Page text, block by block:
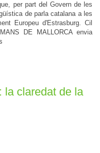
per part del Govern de les
de parla catalana a les
Europeu d'Estrasburg. Cil
DE MALLORCA envia
la claredat de la